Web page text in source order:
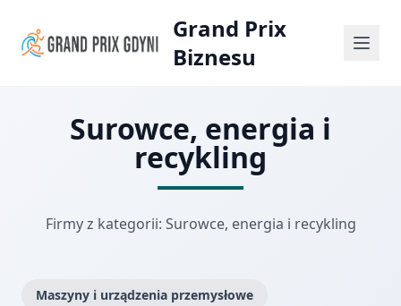
Grand Prix
Biznesu
Surowce, energia i
recykling
Firmy z kategorii: Surowce, energia i recykling
Maszyny i urządzenia przemysłowe